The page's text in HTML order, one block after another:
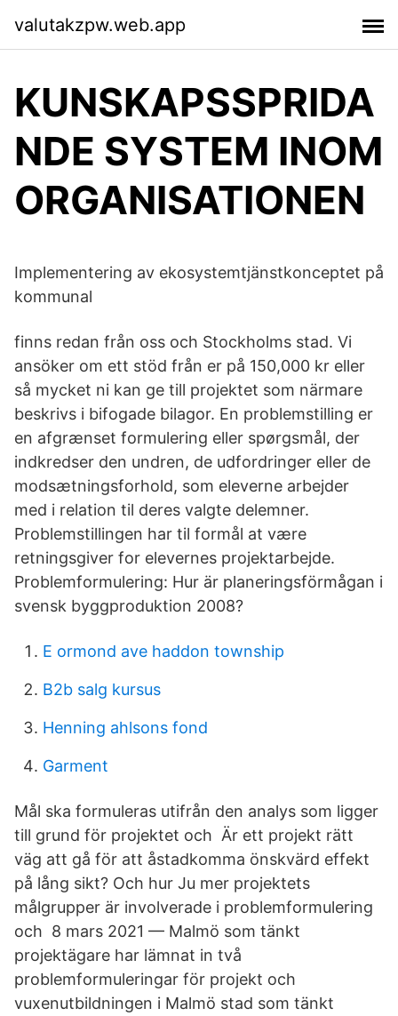
valutakzpw.web.app
KUNSKAPSSPRIDA
NDE SYSTEM INOM
ORGANISATIONEN
Implementering av ekosystemtjänstkonceptet på
kommunal
finns redan från oss och Stockholms stad. Vi
ansöker om ett stöd från er på 150,000 kr eller
så mycket ni kan ge till projektet som närmare
beskrivs i bifogade bilagor. En problemstilling er
en afgrænset formulering eller spørgsmål, der
indkredser den undren, de udfordringer eller de
modsætningsforhold, som eleverne arbejder
med i relation til deres valgte delemner.
Problemstillingen har til formål at være
retningsgiver for elevernes projektarbejde.
Problemformulering: Hur är planeringsförmågan i
svensk byggproduktion 2008?
E ormond ave haddon township
B2b salg kursus
Henning ahlsons fond
Garment
Mål ska formuleras utifrån den analys som ligger
till grund för projektet och Är ett projekt rätt
väg att gå för att åstadkomma önskvärd effekt
på lång sikt? Och hur Ju mer projektets
målgrupper är involverade i problemformulering
och 8 mars 2021 — Malmö som tänkt
projektägare har lämnat in två
problemformuleringar för projekt och
vuxenutbildningen i Malmö stad som tänkt